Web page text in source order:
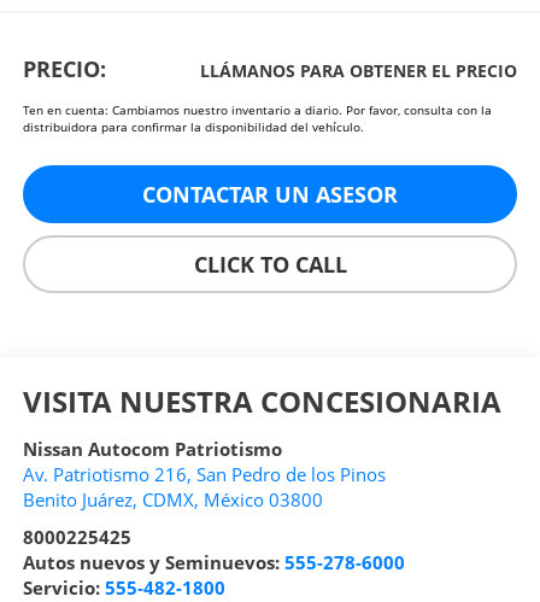
PRECIO: LLÁMANOS PARA OBTENER EL PRECIO
Ten en cuenta: Cambiamos nuestro inventario a diario. Por favor, consulta con la
distribuidora para confirmar la disponibilidad del vehículo.
CONTACTAR UN ASESOR
CLICK TO CALL
VISITA NUESTRA CONCESIONARIA
Nissan Autocom Patriotismo
Av. Patriotismo 216, San Pedro de los Pinos
Benito Juárez, CDMX, México 03800
8000225425
Autos nuevos y Seminuevos: 555-278-6000
Servicio: 555-482-1800